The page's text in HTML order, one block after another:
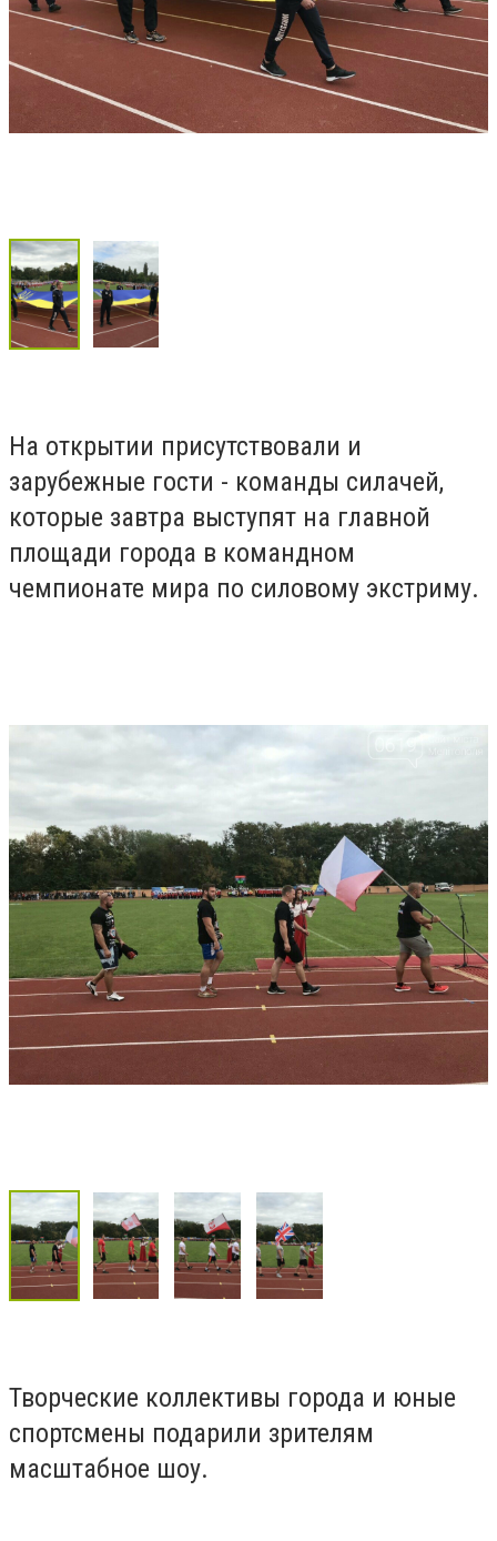
На открытии присутствовали и
зарубежные гости - команды силачей,
которые завтра выступят на главной
площади города в командном
чемпионате мира по силовому экстриму.
Творческие коллективы города и юные
спортсмены подарили зрителям
масштабное шоу.